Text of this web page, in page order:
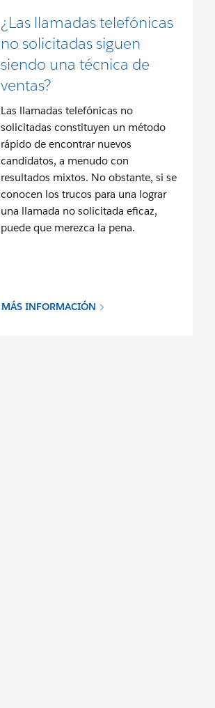
¿Las llamadas telefónicas
no solicitadas siguen
siendo una técnica de
ventas?
Las llamadas telefónicas no
solicitadas constituyen un método
rápido de encontrar nuevos
candidatos, a menudo con
resultados mixtos. No obstante, si se
conocen los trucos para una lograr
una llamada no solicitada eficaz,
puede que merezca la pena.
MÁS INFORMACIÓN